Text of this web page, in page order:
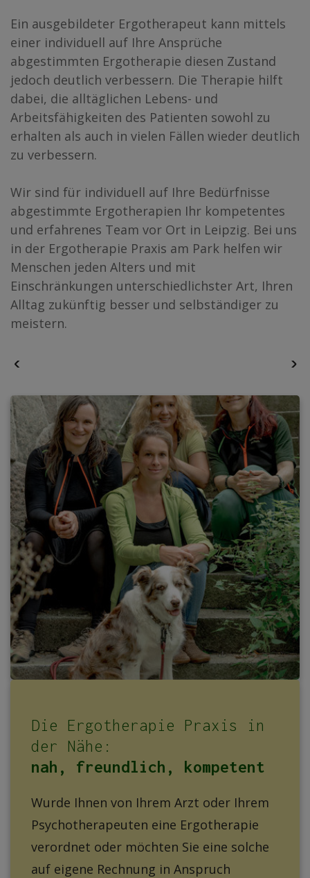
Ein ausgebildeter Ergotherapeut kann mittels
einer individuell auf Ihre Ansprüche
abgestimmten Ergotherapie diesen Zustand
jedoch deutlich verbessern. Die Therapie hilft
dabei, die alltäglichen Lebens- und
Arbeitsfähigkeiten des Patienten sowohl zu
erhalten als auch in vielen Fällen wieder deutlich
zu verbessern.
Wir sind für individuell auf Ihre Bedürfnisse
abgestimmte Ergotherapien Ihr kompetentes
und erfahrenes Team vor Ort in Leipzig. Bei uns
in der Ergotherapie Praxis am Park helfen wir
Menschen jeden Alters und mit
Einschränkungen unterschiedlichster Art, Ihren
Alltag zukünftig besser und selbständiger zu
meistern.
Die Ergotherapie Praxis in
der Nähe:
nah, freundlich, kompetent
Wurde Ihnen von Ihrem Arzt oder Ihrem
Psychotherapeuten eine Ergotherapie
verordnet oder möchten Sie eine solche
auf eigene Rechnung in Anspruch